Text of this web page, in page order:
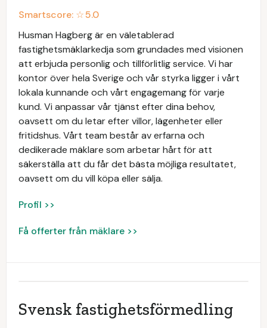
Smartscore: ☆5.0
Husman Hagberg är en väletablerad
fastighetsmäklarkedja som grundades med visionen
att erbjuda personlig och tillförlitlig service. Vi har
kontor över hela Sverige och vår styrka ligger i vårt
lokala kunnande och vårt engagemang för varje
kund. Vi anpassar vår tjänst efter dina behov,
oavsett om du letar efter villor, lägenheter eller
fritidshus. Vårt team består av erfarna och
dedikerade mäklare som arbetar hårt för att
säkerställa att du får det bästa möjliga resultatet,
oavsett om du vill köpa eller sälja.
Profil >>
Få offerter från mäklare >>
Svensk fastighetsförmedling